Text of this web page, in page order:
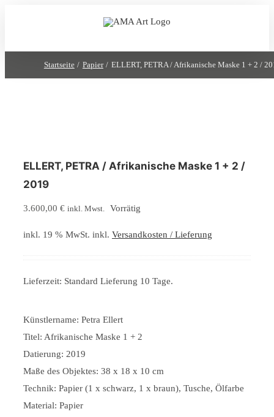
Startseite Papier ELLERT, PETRA / Afrikanische Maske 1 + 2 /
ELLERT, PETRA / Afrikanische Maske 1 + 2 /
2019
3.600,00 € inkl. Mwst. Vorrätig
inkl. 19 % MwSt. inkl. Versandkosten / Lieferung
Lieferzeit: Standard Lieferung 10 Tage.
Künstlername: Petra Ellert
Titel: Afrikanische Maske 1 + 2
Datierung: 2019
Maße des Objektes: 38 x 18 x 10 cm
Technik: Papier (1 x schwarz, 1 x braun), Tusche, Ölfarbe
Material: Papier